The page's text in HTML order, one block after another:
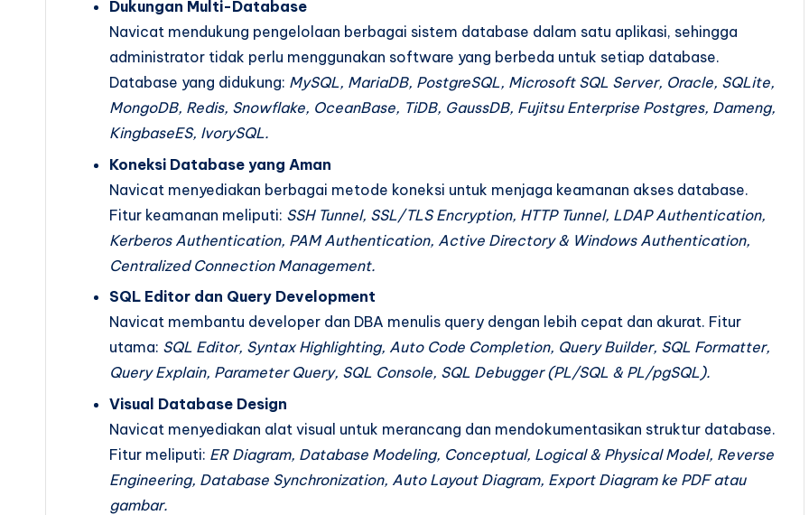
Dukungan Multi-Database
Navicat mendukung pengelolaan berbagai sistem database dalam satu aplikasi, sehingga
administrator tidak perlu menggunakan software yang berbeda untuk setiap database.
Database yang didukung: MySQL, MariaDB, PostgreSQL, Microsoft SQL Server, Oracle, SQLite,
MongoDB, Redis, Snowflake, OceanBase, TiDB, GaussDB, Fujitsu Enterprise Postgres, Dameng,
KingbaseES, IvorySQL.
Koneksi Database yang Aman
Navicat menyediakan berbagai metode koneksi untuk menjaga keamanan akses database.
Fitur keamanan meliputi: SSH Tunnel, SSL/TLS Encryption, HTTP Tunnel, LDAP Authentication,
Kerberos Authentication, PAM Authentication, Active Directory & Windows Authentication,
Centralized Connection Management.
SQL Editor dan Query Development
Navicat membantu developer dan DBA menulis query dengan lebih cepat dan akurat. Fitur
utama: SQL Editor, Syntax Highlighting, Auto Code Completion, Query Builder, SQL Formatter,
Query Explain, Parameter Query, SQL Console, SQL Debugger (PL/SQL & PL/pgSQL).
Visual Database Design
Navicat menyediakan alat visual untuk merancang dan mendokumentasikan struktur database.
Fitur meliputi: ER Diagram, Database Modeling, Conceptual, Logical & Physical Model, Reverse
Engineering, Database Synchronization, Auto Layout Diagram, Export Diagram ke PDF atau
gambar.